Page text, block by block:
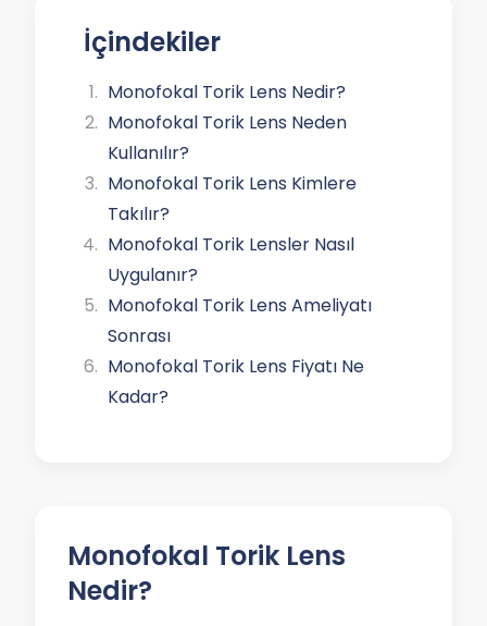
İçindekiler
Monofokal Torik Lens Nedir?
Monofokal Torik Lens Neden
Kullanılır?
Monofokal Torik Lens Kimlere
Takılır?
Monofokal Torik Lensler Nasıl
Uygulanır?
Monofokal Torik Lens Ameliyatı
Sonrası
Monofokal Torik Lens Fiyatı Ne
Kadar?
Monofokal Torik Lens
Nedir?